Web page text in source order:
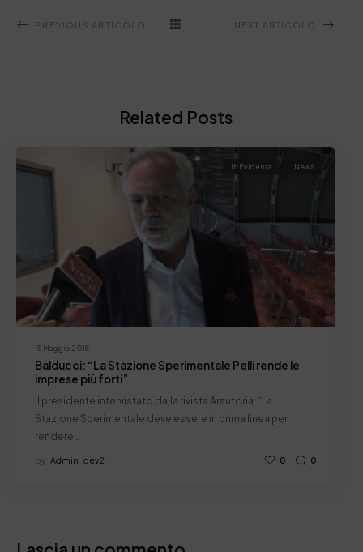
PREVIOUS ARTICOLO NEXT ARTICOLO
Related Posts
15 Maggio 2018
In Evidenza News
Balducci: “La Stazione Sperimentale Pelli rende le
imprese più forti”
Il presidente intervistato dalla rivista Arsutoria: “La
Stazione Sperimentale deve essere in prima linea per
rendere…
by Admin_dev2 0 0